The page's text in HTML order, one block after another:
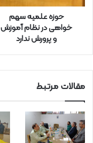
ر
حوزه علمیه سهم
خواهی در نظام آموزش
و پرورش ندارد
مقالات مرتبط